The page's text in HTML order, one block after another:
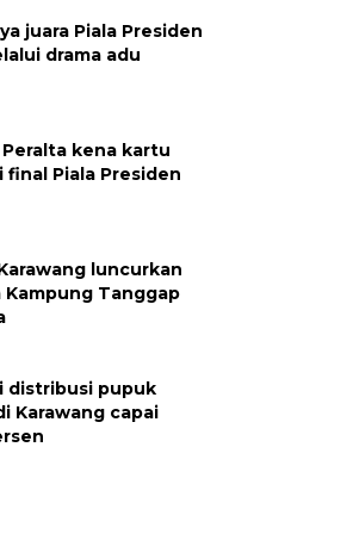
juara Piala Presiden
drama adu
kena kartu
final Piala Presiden
luncurkan
Kampung Tanggap
distribusi pupuk
Karawang capai